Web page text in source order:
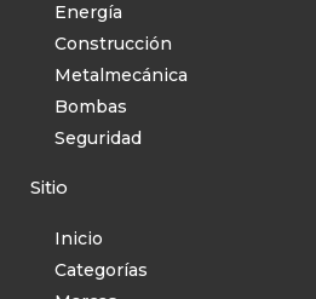
Energía
Construcción
Metalmecánica
Bombas
Seguridad
Sitio
Inicio
Categorías